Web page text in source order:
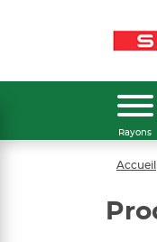
Rayons
Accueil